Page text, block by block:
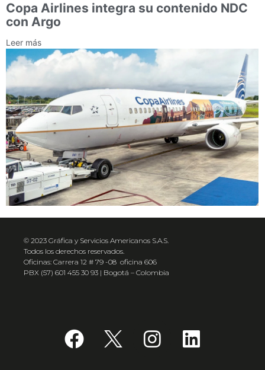
Copa Airlines integra su contenido NDC
con Argo
Leer más
© 2023 Gráfica y Servicios Americanos S.A.S.
Todos los derechos reservados.
Oficinas: Carrera 12 # 79 -08 oficina 606
PBX (57) 601 455 30 93 | Bogotá – Colombia